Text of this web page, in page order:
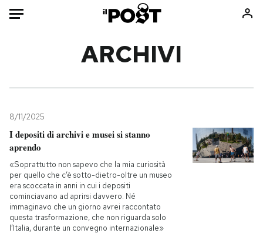
Mondo
Politica
Tecnologia
Internet
Scienza
Cultura
Economia
Consumismi
Ok Boomer!
Altrecose
ARCHIVI
8/11/2025
I depositi di archivi e musei si stanno
aprendo
«Soprattutto non sapevo che la mia curiosità
per quello che c’è sotto-dietro-oltre un museo
era scoccata in anni in cui i depositi
cominciavano ad aprirsi davvero. Né
immaginavo che un giorno avrei raccontato
questa trasformazione, che non riguarda solo
l’Italia, durante un convegno internazionale»